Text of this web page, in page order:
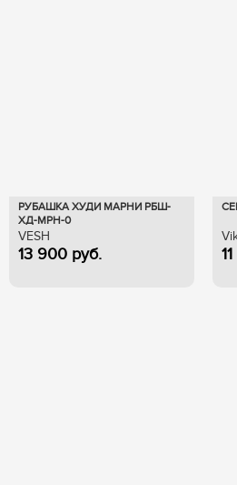
РУБАШКА ХУДИ МАРНИ РБШ-
ХД-МРН-0
VESH
13 900 руб.